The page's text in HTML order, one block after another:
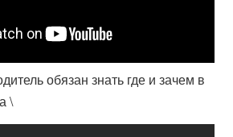
обязан знать где и зачем в
\